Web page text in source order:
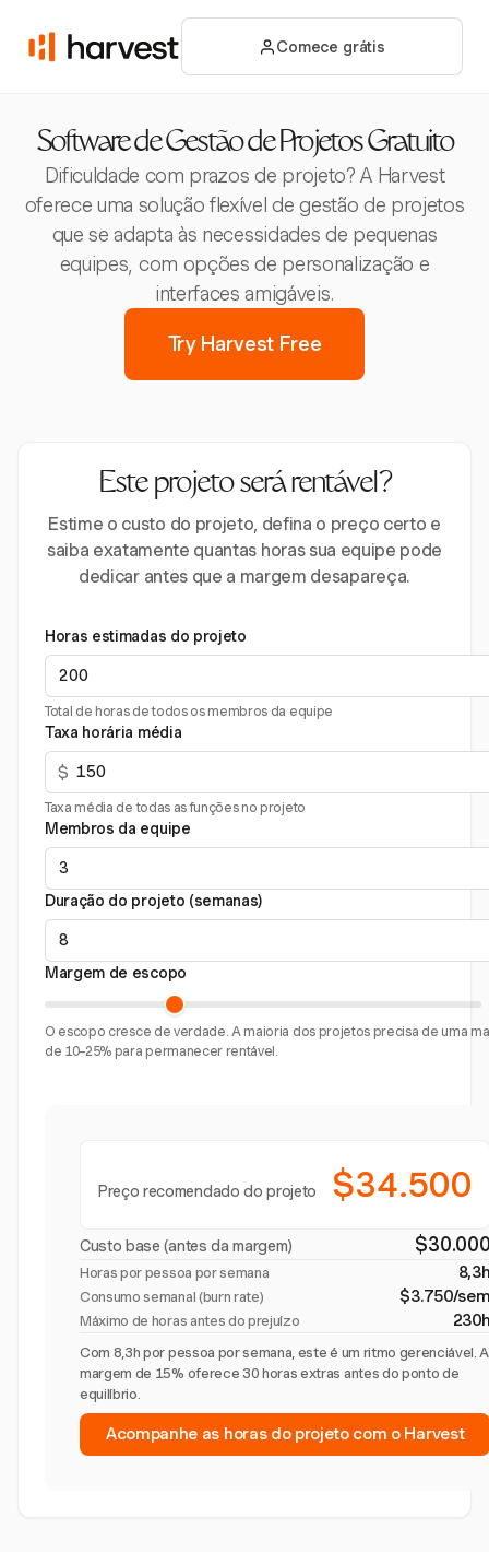
Comece grátis
Software de Gestão de Projetos Gratuito
Dificuldade com prazos de projeto? A Harvest
oferece uma solução flexível de gestão de projetos
que se adapta às necessidades de pequenas
equipes, com opções de personalização e
interfaces amigáveis.
Try Harvest Free
Este projeto será rentável?
Estime o custo do projeto, defina o preço certo e
saiba exatamente quantas horas sua equipe pode
dedicar antes que a margem desapareça.
Horas estimadas do projeto
Total de horas de todos os membros da equipe
Taxa horária média
$
Taxa média de todas as funções no projeto
Membros da equipe
Duração do projeto (semanas)
Margem de escopo
O escopo cresce de verdade. A maioria dos projetos precisa de uma
de 10–25% para permanecer rentável.
Preço recomendado do projeto $34.500
Custo base (antes da margem)
Horas por pessoa por semana
Consumo semanal (burn rate) $3.750/
Máximo de horas antes do prejuízo
Com 8,3h por pessoa por semana, este é um ritmo gerenciável. A
margem de 15% oferece 30 horas extras antes do ponto de
equilíbrio.
Acompanhe as horas do projeto com o Harvest